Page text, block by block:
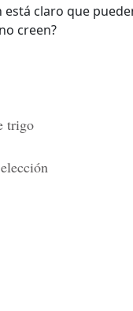
está claro que
creen?
trigo